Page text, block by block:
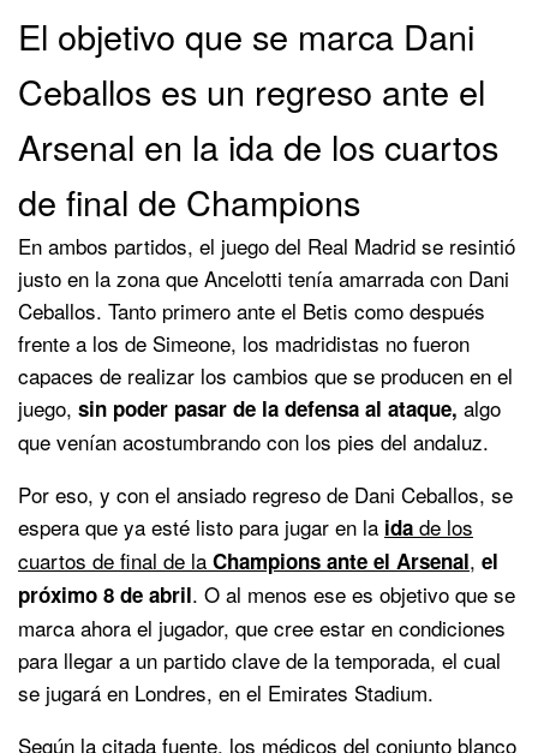
El objetivo que se marca Dani
Ceballos es un regreso ante el
Arsenal en la ida de los cuartos
de final de Champions
En ambos partidos, el juego del Real Madrid se resintió
justo en la zona que Ancelotti tenía amarrada con Dani
Ceballos. Tanto primero ante el Betis como después
frente a los de Simeone, los madridistas no fueron
capaces de realizar los cambios que se producen en el
juego, sin poder pasar de la defensa al ataque, algo
que venían acostumbrando con los pies del andaluz.
Por eso, y con el ansiado regreso de Dani Ceballos, se
espera que ya esté listo para jugar en la ida de los
cuartos de final de la Champions ante el Arsenal, el
próximo 8 de abril. O al menos ese es objetivo que se
marca ahora el jugador, que cree estar en condiciones
para llegar a un partido clave de la temporada, el cual
se jugará en Londres, en el Emirates Stadium.
Según la citada fuente, los médicos del conjunto blanco